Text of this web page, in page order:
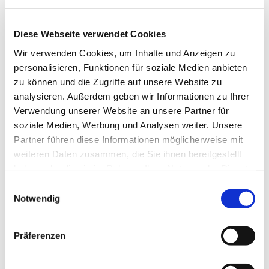
Diese Webseite verwendet Cookies
Wir verwenden Cookies, um Inhalte und Anzeigen zu
personalisieren, Funktionen für soziale Medien anbieten
zu können und die Zugriffe auf unsere Website zu
analysieren. Außerdem geben wir Informationen zu Ihrer
Verwendung unserer Website an unsere Partner für
soziale Medien, Werbung und Analysen weiter. Unsere
Partner führen diese Informationen möglicherweise mit
weiteren Daten zusammen, die Sie ihnen bereitgestellt
Notwendig
Präferenzen
Wir sammeln Lebensmittel für die